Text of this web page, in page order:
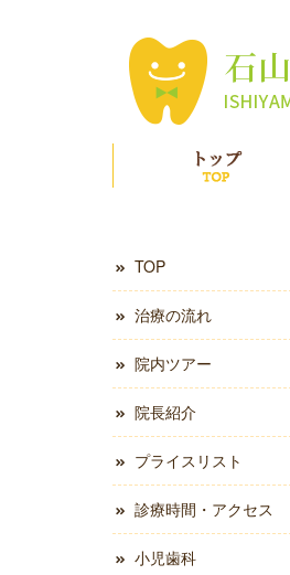
TOP
治療の流れ
院内ツアー
院長紹介
プライスリスト
診療時間・アクセス
小児歯科